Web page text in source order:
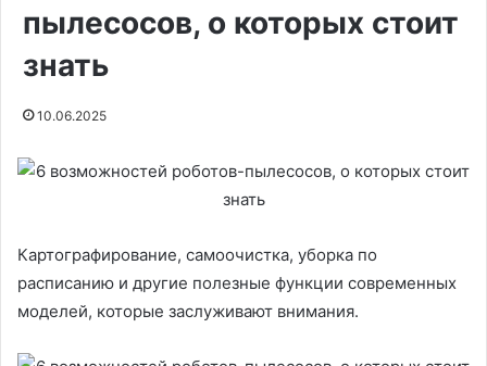
пылесосов, о которых стоит
знать
10.06.2025
Картографирование, самоочистка, уборка по
расписанию и другие полезные функции современных
моделей, которые заслуживают внимания.